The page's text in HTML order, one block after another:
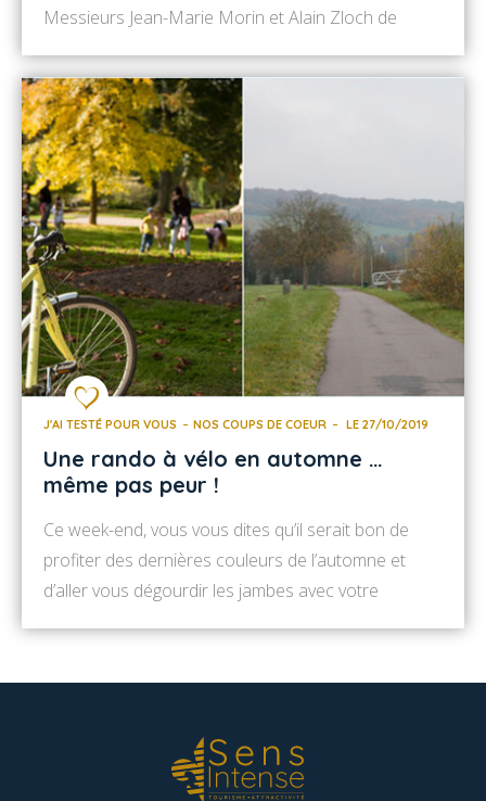
Messieurs Jean-Marie Morin et Alain Zloch de
Protection du Milieu Aquatique) de Villeneuve-sur-
Yonne, sur la base de loisirs des étangs. Pendant
plus de 2 heures, ils nous ont expliqué la
réglementation de […]
J'AI TESTÉ POUR VOUS NOS COUPS DE COEUR LE 27/10/2019
Une rando à vélo en automne …
même pas peur !
Ce week-end, vous vous dites qu’il serait bon de
profiter des dernières couleurs de l’automne et
d’aller vous dégourdir les jambes avec votre
propre et riche en découvertes, c’est ma rando vélo